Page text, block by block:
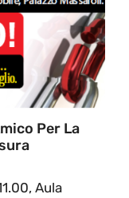
Per La
Aula